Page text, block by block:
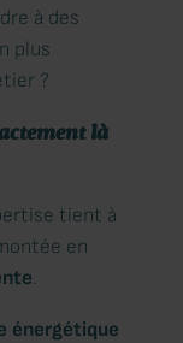
à des
plus
?
là
tient à
en
.
énergétique